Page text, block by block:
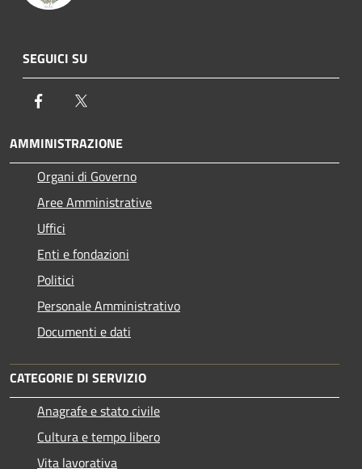
SEGUICI SU
Facebook
AMMINISTRAZIONE
Organi di Governo
Aree Amministrative
Uffici
Enti e fondazioni
Politici
Personale Amministrativo
Documenti e dati
CATEGORIE DI SERVIZIO
Anagrafe e stato civile
Cultura e tempo libero
Vita lavorativa